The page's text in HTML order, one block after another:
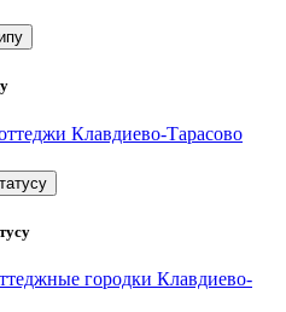
Клавдиево-Тарасово
городки Клавдиево-